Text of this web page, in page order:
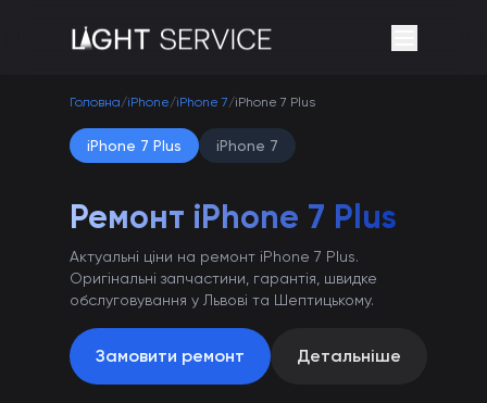
Головна/iPhone/iPhone 7/iPhone 7 Plus
iPhone 7 Plus iPhone 7
Ремонт iPhone 7 Plus
Актуальні ціни на ремонт iPhone 7 Plus.
Оригінальні запчастини, гарантія, швидке
обслуговування у Львові та Шептицькому.
Замовити ремонт Детальніше